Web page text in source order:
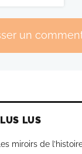
un
LUS
miroirs de